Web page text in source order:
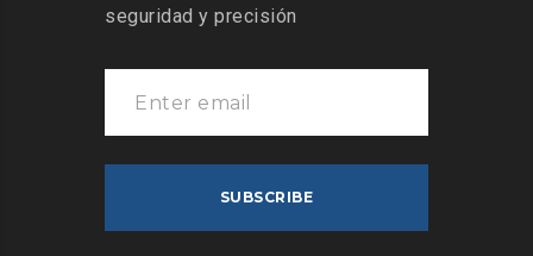
seguridad y precisión